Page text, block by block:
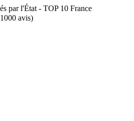
par l'État - TOP 10 France
avis)